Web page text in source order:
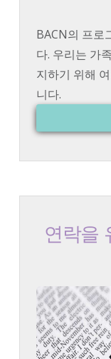
BACN의 프로
다. 우리는 가
지하기 위해
니다.
연락을